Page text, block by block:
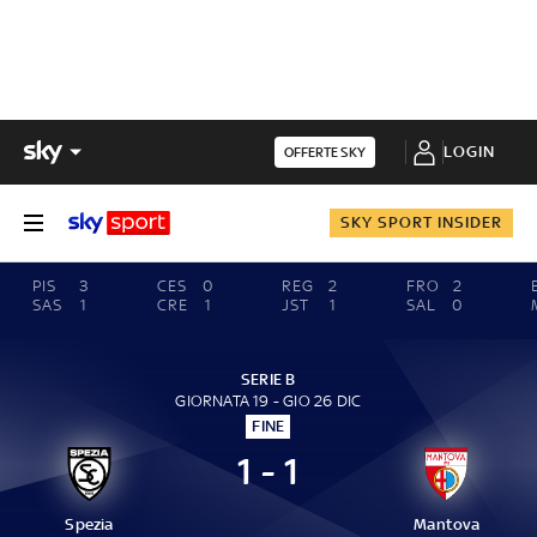
OFFERTE SKY LOGIN
SKY SPORT INSIDER
PIS
3
SAS
1
CES
0
CRE
1
REG
2
JST
1
FRO
2
SAL
0
SERIE B
GIORNATA 19 - GIO 26 DIC
FINE
Spezia
1 - 1
Mantova